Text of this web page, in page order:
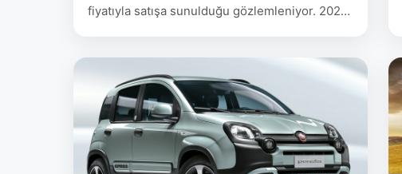
fiyatıyla satışa sunulduğu gözlemleniyor. 2024
Volkswagen T-Cross Şubat Fiyat Listesi 2023
Şubat Toyota Yaris Cross Fiyat Listesi 2023 …